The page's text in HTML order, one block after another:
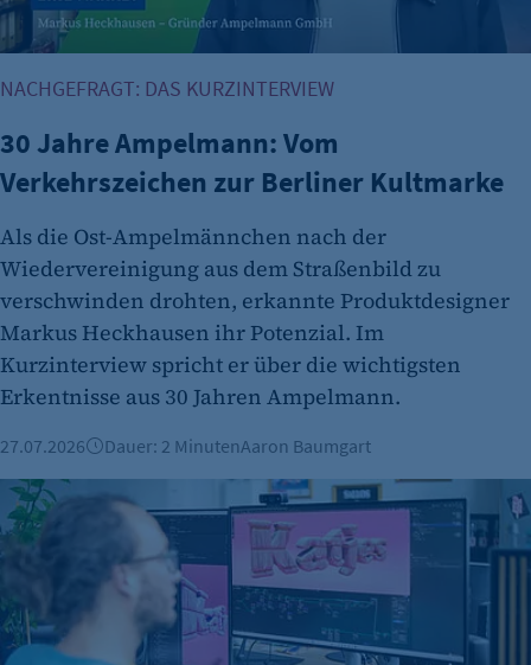
NACHGEFRAGT: DAS KURZINTERVIEW
30 Jahre Ampelmann: Vom
Verkehrszeichen zur Berliner Kultmarke
Als die Ost-Ampelmännchen nach der
Wiedervereinigung aus dem Straßenbild zu
verschwinden drohten, erkannte Produktdesigner
Markus Heckhausen ihr Potenzial. Im
Kurzinterview spricht er über die wichtigsten
Erkentnisse aus 30 Jahren Ampelmann.
27.07.2026 Dauer: 2 MinutenAaron Baumgart
Vorgestellt: Tim Waleschkowski, Framekollektiv